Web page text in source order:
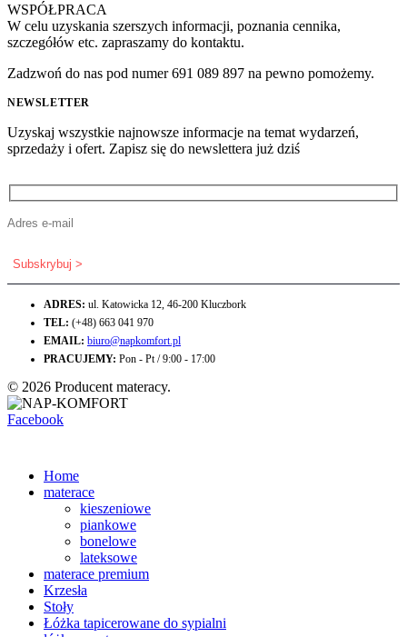
WSPÓŁPRACA
W celu uzyskania szerszych informacji, poznania cennika,
szczegółów etc. zapraszamy do kontaktu.
Zadzwoń do nas pod numer 691 089 897 na pewno pomożemy.
NEWSLETTER
Uzyskaj wszystkie najnowsze informacje na temat wydarzeń,
sprzedaży i ofert. Zapisz się do newslettera już dziś
ADRES: ul. Katowicka 12, 46-200 Kluczbork
TEL: (+48) 663 041 970
EMAIL: biuro@napkomfort.pl
PRACUJEMY: Pon - Pt / 9:00 - 17:00
© 2026 Producent materacy.
Facebook
Home
materace
kieszeniowe
piankowe
bonelowe
lateksowe
materace premium
Krzesła
Stoły
Łóżka tapicerowane do sypialni